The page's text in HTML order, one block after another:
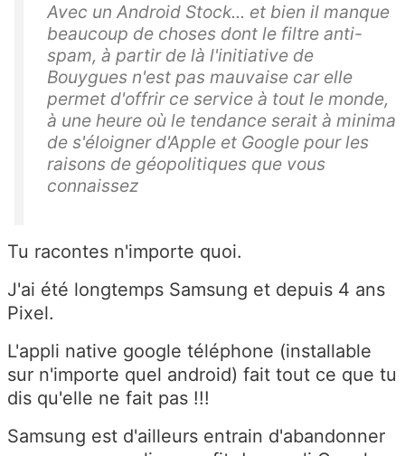
Avec un Android Stock... et bien il manque
beaucoup de choses dont le filtre anti-
spam, à partir de là l'initiative de
Bouygues n'est pas mauvaise car elle
permet d'offrir ce service à tout le monde,
à une heure où le tendance serait à minima
de s'éloigner d'Apple et Google pour les
raisons de géopolitiques que vous
connaissez
Tu racontes n'importe quoi.
J'ai été longtemps Samsung et depuis 4 ans
Pixel.
L'appli native google téléphone (installable
sur n'importe quel android) fait tout ce que tu
dis qu'elle ne fait pas !!!
Samsung est d'ailleurs entrain d'abandonner